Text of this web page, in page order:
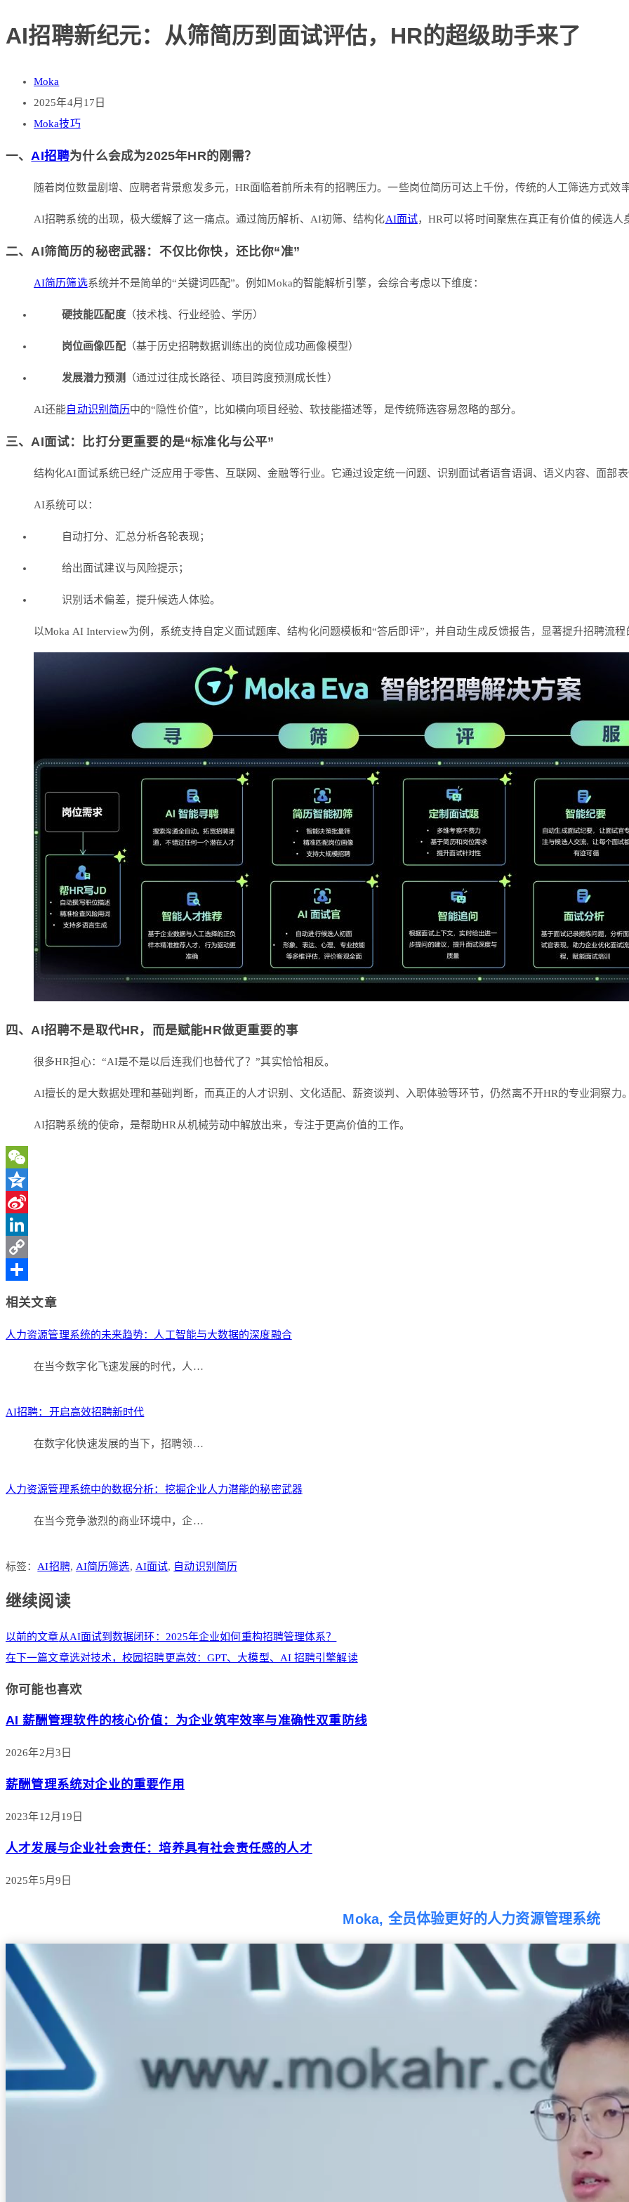
AI招聘新纪元：从筛简历到面试评估，HR的超级助手来了
Moka
2025年4月17日
Moka技巧
一、 AI招聘为什么会成为2025年HR的刚需？
随着岗位数量剧增、应聘者背景愈发多元，HR面临着前所未有的招聘压力。一些岗位简历可达上千份，传统的人工筛选方式效
AI招聘系统的出现，极大缓解了这一痛点。通过简历解析、AI初筛、结构化AI面试，HR可以将时间聚焦在真正有价值的候选
二、AI筛简历的秘密武器：不仅比你快，还比你“准”
AI简历筛选系统并不是简单的“关键词匹配”。例如Moka的智能解析引擎，会综合考虑以下维度：
硬技能匹配度（技术栈、行业经验、学历）
岗位画像匹配（基于历史招聘数据训练出的岗位成功画像模型）
发展潜力预测 （通过过往成长路径、项目跨度预测成长性）
AI还能自动识别简历中的“隐性价值”，比如横向项目经验、软技能描述等，是传统筛选容易忽略的部分。
三、AI面试：比打分更重要的是“标准化与公平”
结构化AI面试系统已经广泛应用于零售、互联网、金融等行业。它通过设定统一问题、识别面试者语音语调、语义内容、面部
AI系统可以：
自动打分、汇总分析各轮表现；
给出面试建议与风险提示；
识别话术偏差，提升候选人体验。
以Moka AI Interview为例，系统支持自定义面试题库、结构化问题模板和“答后即评”，并自动生成反馈报告，显著提升招聘流
四、AI招聘不是取代HR，而是赋能HR做更重要的事
很多HR担心：“AI是不是以后连我们也替代了？”其实恰恰相反。
AI擅长的是大数据处理和基础判断，而真正的人才识别、文化适配、薪资谈判、入职体验等环节，仍然离不开HR的专业洞察力
AI招聘系统的使命，是帮助HR从机械劳动中解放出来，专注于更高价值的工作。
WeChat
Qzone
Sina
Weibo
LinkedIn
Copy
相关文章
人力资源管理系统的未来趋势：人工智能与大数据的深度融合
在当今数字化飞速发展的时代，人…
AI招聘：开启高效招聘新时代
在数字化快速发展的当下，招聘领…
人力资源管理系统中的数据分析：挖掘企业人力潜能的秘密武器
在当今竞争激烈的商业环境中，企…
标签： AI招聘, AI简历筛选, AI面试, 自动识别简历
继续阅读
以前的文章从AI面试到数据闭环：2025年企业如何重构招聘管理体系？
在下一篇文章选对技术，校园招聘更高效：GPT、大模型、AI 招聘引擎解读
你可能也喜欢
AI 薪酬管理软件的核心价值：为企业筑牢效率与准确性双重防线
2026年2月3日
薪酬管理系统对企业的重要作用
2023年12月19日
人才发展与企业社会责任：培养具有社会责任感的人才
2025年5月9日
Moka, 全员体验更好的人力资源管理系统